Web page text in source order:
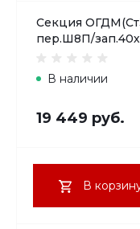
Секция
пер.Ш8П/
В наличии
19 449 руб.
В